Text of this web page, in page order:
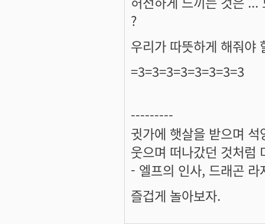
?
우리가 따뜻하게 해줘야
=3=3=3=3=3=3=3=3
---------
귓가에 햇살을 받으며
웃으며 떠나갔던 것처럼
- 엘프의 인사, 드래곤 라
즐겁게 놀아보자.